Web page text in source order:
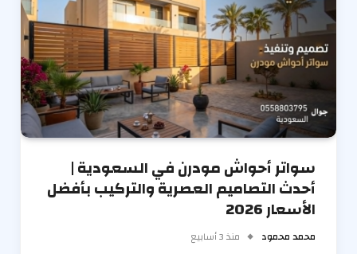
سواتر أحواش مودرن في السعودية |
أحدث التصاميم العصرية والتركيب بأفضل
الأسعار 2026
محمد محمود منذ 3 أسابيع